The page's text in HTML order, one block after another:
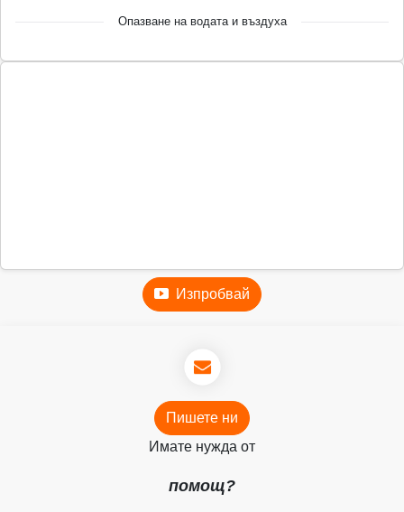
Опазване на водата и въздуха
Изпробвай
Пишете ни
Имате нужда от
помощ?